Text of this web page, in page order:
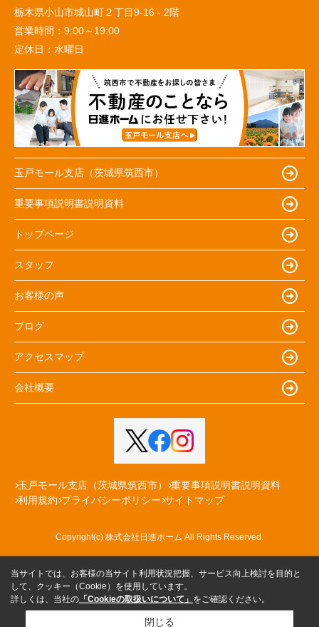
栃木県小山市城山町２丁目9-16 - 2階
営業時間： 9:00～19:00
定休日： 水曜日
玉戸モール支店（茨城県筑西市）
重要事項説明書説明資料
トップページ
スタッフ
お客様の声
ブログ
アクセスマップ
会社概要
玉戸モール支店（茨城県筑西市）
重要事項説明書説明資料
利用規約 プライバシーポリシー サイトマップ
Copyright(c) 株式会社日進ホーム All Rights Reserved.
当サイトでは、お客様の当サイト利用状況把握、サービス向上検討を目的と
して、クッキー（Cookie）を使用しています。
詳しくは、当社の 「Cookieの取扱いについて」 をご確認ください。
閉じる